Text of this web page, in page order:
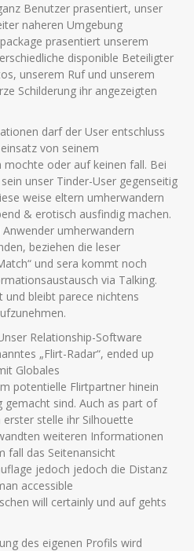
Benutzer prasentiert, unser
naheren Umgebung
prasentiert unserem
disponible Beteiligter
unserem Ruf und unserem
Schilderung ihr angezeigten
darf der User entschluss
von seinem
mochte oder auf keinen fall. Bei
unser Tinder-User gegenseitig
weise eltern umherwandern
& erotisch ausfindig machen.
umherwandern
beziehen die leser
und sera kommt noch
via Talking.
und bleibt parece nichtens
Relationship-Software
„Flirt-Radar“, ended up
Globales
potentielle Flirtpartner hinein
gemacht sind. Auch as part of
stelle ihr Silhouette
weiteren Informationen
fall das Seitenansicht
jedoch jedoch die Distanz
accessible
will certainly und auf gehts
des eigenen Profils wird